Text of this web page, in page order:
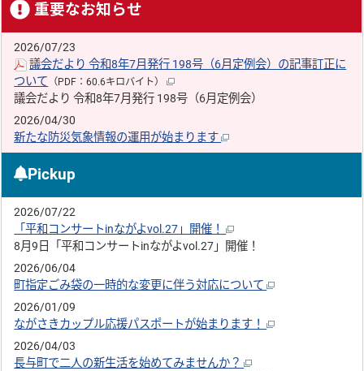
重要なお知らせ
2026/07/23
議会だより 令和8年7月発行 198号（6月定例会）の記事訂正に
ついて （PDF：60.6キロバイト）
議会だより 令和8年7月発行 198号（6月定例会）
2026/04/30
新たな防災気象情報の運用が始まります
Pickup
2026/07/22
「平和コンサートinながよvol.27」開催！
8月9日「平和コンサートinながよvol.27」開催！
2026/06/04
町指定ごみ袋の一時的な変更に伴う対応について
2026/01/09
ながさきカップル応援パスポートが始まります！
2026/04/03
長与町で二人の新生活を始めてみませんか？